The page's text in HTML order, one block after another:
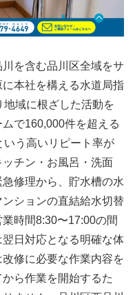
を含む品川区全域をサ
本社を構える水道局指
域に根ざした活動を
で160,000件を超える
う高いリピート率が
チン・お風呂・洗面
修理から、貯水槽の水
ションの直結給水切替
時間8:30〜17:00の間
日対応となる明確な体
修に必要な作業内容を
ら作業を開始するた